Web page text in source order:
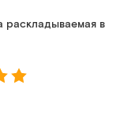
раскладываемая в